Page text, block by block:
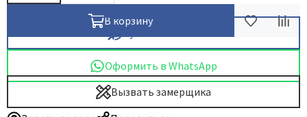
В корзину
Оформить в WhatsApp
Вызвать замерщика